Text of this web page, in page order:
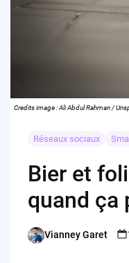
Credits image : Ali Abdul Rahman /
Réseaux sociaux
Bier et
quand ça
Posted
Vianney Garet